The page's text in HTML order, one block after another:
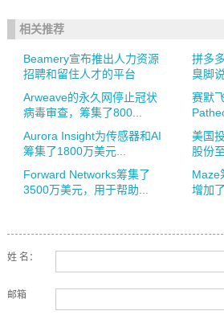
相关推荐
Beamery宣布推出人力资源
招聘和留住人才的平台
拼多
臭脚
Arweave的永久网停止冠状
病毒审查，筹集了800...
赛默
Aurora Insight为传感器和AI
筹集了1800万美元...
美国
股份
Forward Networks筹集了
3500万美元，用于帮助...
Maze
增加
姓 名：
邮箱